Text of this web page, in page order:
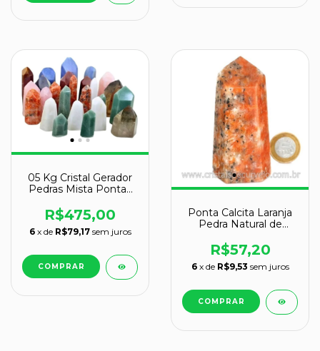
05 Kg Cristal Gerador
Pedras Mista Pontas
Natural Atacado
R$475,00
6 x de R$79,17 sem juros
Ponta Calcita Laranja
Pedra Natural de
R$57,20
6 x de R$9,53 sem juros